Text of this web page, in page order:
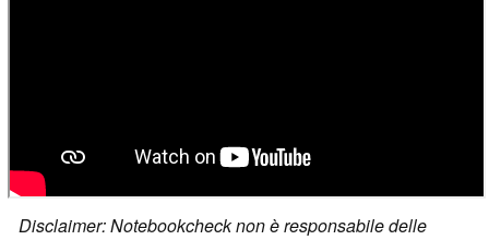
Disclaimer: Notebookcheck non è responsabile delle